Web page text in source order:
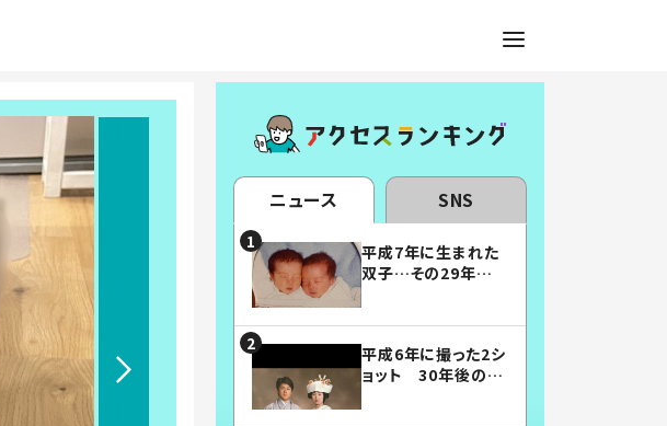
ニュース SNS
平成7年に生まれた
双子…その29年後
平成6年に撮った2シ
ョット 30年後の姿